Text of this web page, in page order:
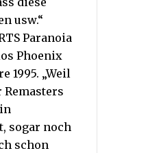
usw.“
Paranoia
Phoenix
1995. „Weil
Remasters
sogar noch
schon